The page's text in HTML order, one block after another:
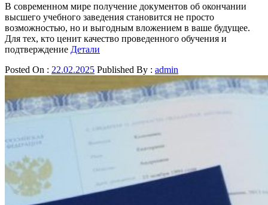
В современном мире получение документов об окончании
высшего учебного заведения становится не просто
возможностью, но и выгодным вложением в ваше будущее.
Для тех, кто ценит качество проведенного обучения и
подтверждение Детали
Posted On : 22.02.2025 Published By : admin